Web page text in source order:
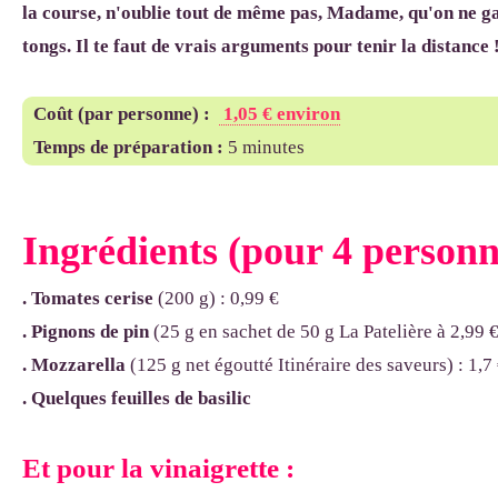
la course, n'oublie tout de même pas, Madame, qu'on ne
tongs. Il te faut de vrais arguments pour tenir la distance
Coût (par personne) :
1,05 € environ
Temps de préparation : 5 minutes
Ingrédients (pour 4
. Tomates cerise (200 g) : 0,99 €
. Pignons de pin(25 g en sachet de 50 g La Patelière à 2,99
. Mozzarella (125 g net égoutté Itinéraire des saveurs) : 1,7
. Quelques feuilles de basilic
Et pour la vinaigrette :